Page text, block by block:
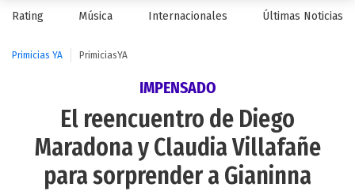
Rating Música Internacionales Últimas Noticias
Primicias YA PrimiciasYA
IMPENSADO
El reencuentro de Diego
Maradona y Claudia Villafañe
para sorprender a Gianinna